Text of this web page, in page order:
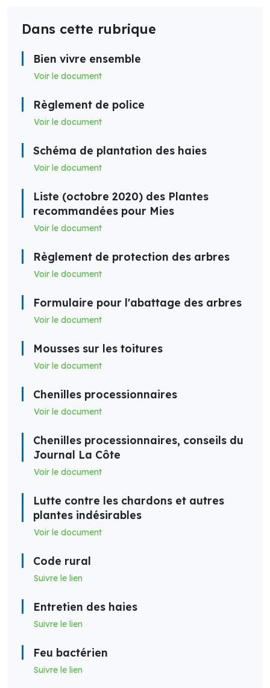
Dans cette rubrique
Bien vivre ensemble
Voir le document
Règlement de police
Voir le document
Schéma de plantation des haies
Voir le document
Liste (octobre 2020) des Plantes
recommandées pour Mies
Voir le document
Règlement de protection des arbres
Voir le document
Formulaire pour l'abattage des arbres
Voir le document
Mousses sur les toitures
Voir le document
Chenilles processionnaires
Voir le document
Chenilles processionnaires, conseils du
Journal La Côte
Voir le document
Lutte contre les chardons et autres
plantes indésirables
Voir le document
Code rural
Suivre le lien
Entretien des haies
Suivre le lien
Feu bactérien
Suivre le lien